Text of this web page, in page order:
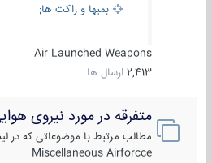
بمبها و راکت های هوایی
Air Launched Weapons
2,413 ارسال ها
متفرقه در مورد نیروی هوایی
مطالب مرتبط با موضوعاتی که در
Miscellaneous Airforcce